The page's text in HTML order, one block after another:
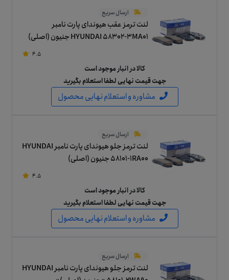
ارسال سریع
لنت ترمز عقب هیوندای پارت نامبر
HYUNDAI 58302-3MA01 جنیون (اصلی)
4.5
کالا در انبار موجود است
جهت قیمت نهایی لطفا استعلام بگیرید
مشاوره و استعلام نهایی محصول
ارسال سریع
لنت ترمز جلو هیوندای پارت نامبر HYUNDAI
58101-1RA00 جنیون (اصلی)
4.5
کالا در انبار موجود است
جهت قیمت نهایی لطفا استعلام بگیرید
مشاوره و استعلام نهایی محصول
ارسال سریع
لنت ترمز جلو هیوندای پارت نامبر HYUNDAI